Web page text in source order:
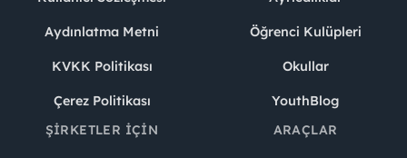
Aydınlatma Metni
KVKK Politikası
Çerez Politikası
Öğrenci Kulüpleri
Okullar
YouthBlog
ŞIRKETLER İÇIN
ARAÇLAR